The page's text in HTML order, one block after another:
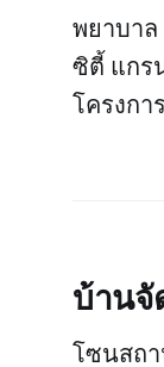
พยาบาล
ซิตี้ แกร
โครงก
บ้านจั
โซนสถ